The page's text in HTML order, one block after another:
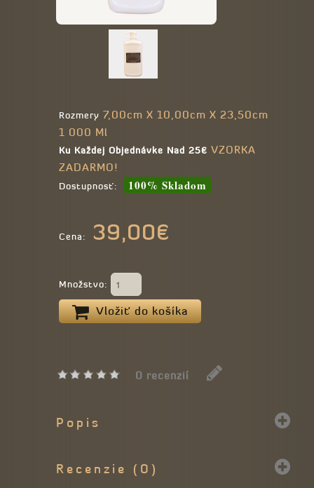
Rozmery 7,00cm X 10,00cm X 23,50cm
1 000 Ml
Ku Každej Objednávke Nad 25€ VZORKA
ZADARMO!
Dostupnosť: 100% Skladom
Cena: 39,00€
Množstvo:
Vložiť do košíka
0 recenzií
Popis
Recenzie (0)